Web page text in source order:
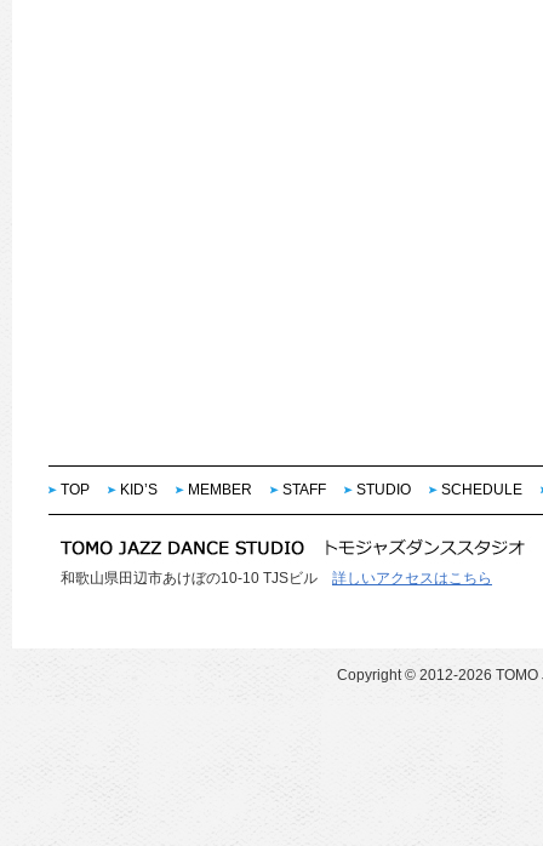
TOP KID’S MEMBER STAFF STUDIO SCHEDULE
和歌山県田辺市あけぼの10-10 TJSビル 詳しいアクセスはこちら
Copyright © 2012-2026 TOMO